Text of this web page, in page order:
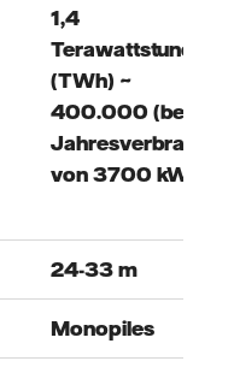
1,4
Terawattstunden
(TWh) ~
400.000 (bei
Jahresverbrauch
von 3700 kWh)
24-33 m
Monopiles